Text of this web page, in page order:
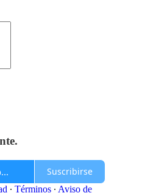
Suscribirse
∙ Términos ∙ Aviso de